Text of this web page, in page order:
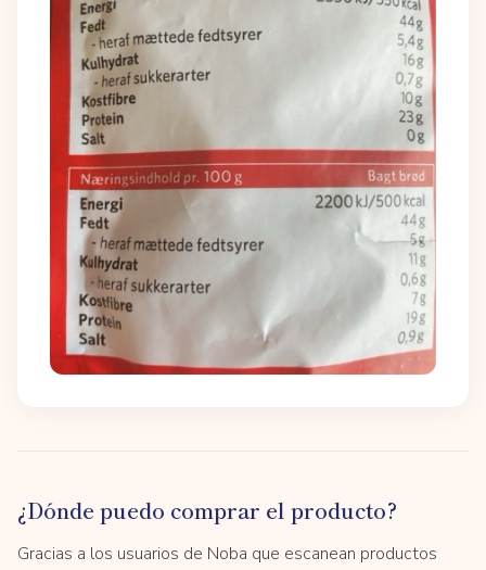
¿Dónde puedo comprar el producto?
Gracias a los usuarios de Noba que escanean productos